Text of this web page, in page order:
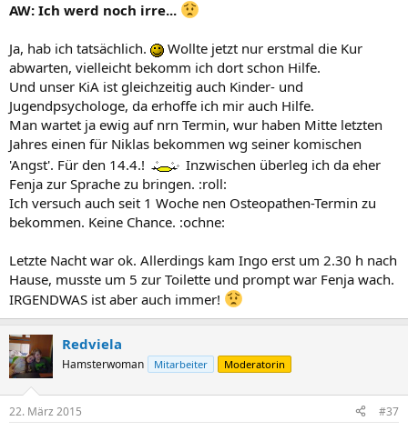
AW: Ich werd noch irre...
Ja, hab ich tatsächlich.
Wollte jetzt nur erstmal die Kur
abwarten, vielleicht bekomm ich dort schon Hilfe.
Und unser KiA ist gleichzeitig auch Kinder- und
Jugendpsychologe, da erhoffe ich mir auch Hilfe.
Man wartet ja ewig auf nrn Termin, wur haben Mitte letzten
Jahres einen für Niklas bekommen wg seiner komischen
'Angst'. Für den 14.4.!
Inzwischen überleg ich da eher
Fenja zur Sprache zu bringen. :roll:
Ich versuch auch seit 1 Woche nen Osteopathen-Termin zu
bekommen. Keine Chance. :ochne:
Letzte Nacht war ok. Allerdings kam Ingo erst um 2.30 h nach
Hause, musste um 5 zur Toilette und prompt war Fenja wach.
IRGENDWAS ist aber auch immer!
Redviela
Hamsterwoman Mitarbeiter Moderatorin
22. März 2015 #37